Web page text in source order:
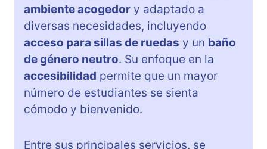
ambiente acogedor y adaptado a
diversas necesidades, incluyendo
acceso para sillas de ruedas y un baño
de género neutro. Su enfoque en la
accesibilidad permite que un mayor
número de estudiantes se sienta
cómodo y bienvenido.
Entre sus principales servicios, se